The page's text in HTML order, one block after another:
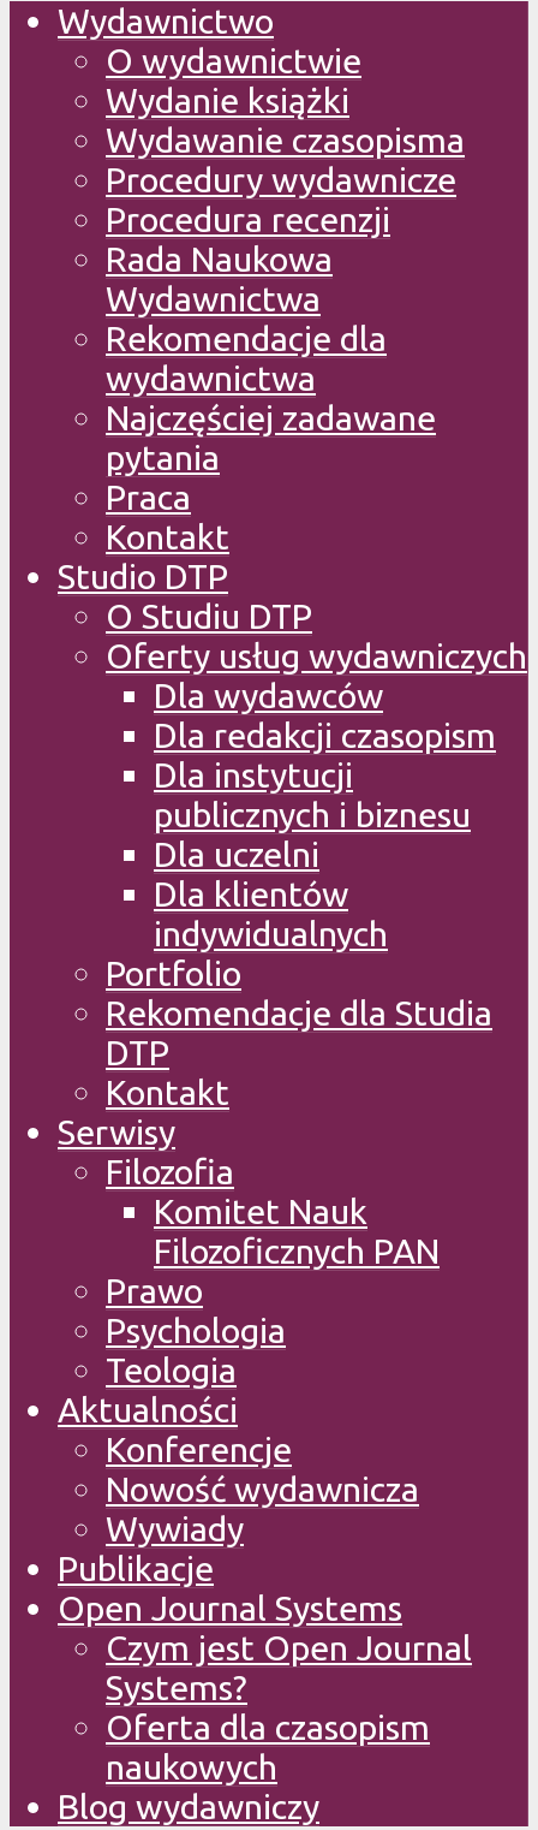
Wydawnictwo
O wydawnictwie
Wydanie książki
Wydawanie czasopisma
Procedury wydawnicze
Procedura recenzji
Rada Naukowa
Wydawnictwa
Rekomendacje dla
wydawnictwa
Najczęściej zadawane
pytania
Praca
Kontakt
Studio DTP
O Studiu DTP
Oferty usług wydawniczych
Dla wydawców
Dla redakcji czasopism
Dla instytucji
publicznych i biznesu
Dla uczelni
Dla klientów
indywidualnych
Portfolio
Rekomendacje dla Studia
DTP
Kontakt
Serwisy
Filozofia
Komitet Nauk
Filozoficznych PAN
Prawo
Psychologia
Teologia
Aktualności
Konferencje
Nowość wydawnicza
Wywiady
Publikacje
Open Journal Systems
Czym jest Open Journal
Systems?
Oferta dla czasopism
naukowych
Blog wydawniczy